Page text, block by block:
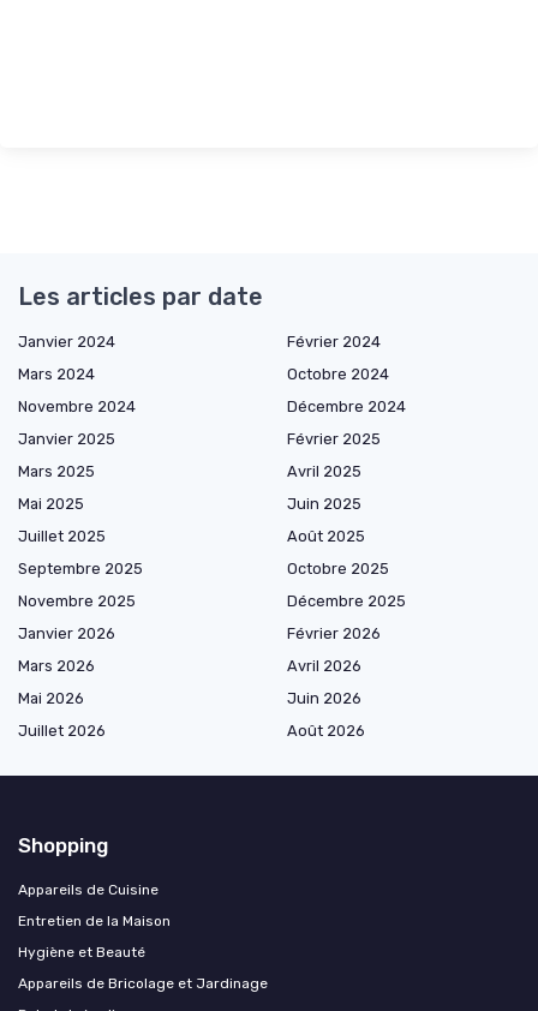
Les articles par date
Janvier 2024
Février 2024
Mars 2024
Octobre 2024
Novembre 2024
Décembre 2024
Janvier 2025
Février 2025
Mars 2025
Avril 2025
Mai 2025
Juin 2025
Juillet 2025
Août 2025
Septembre 2025
Octobre 2025
Novembre 2025
Décembre 2025
Janvier 2026
Février 2026
Mars 2026
Avril 2026
Mai 2026
Juin 2026
Juillet 2026
Août 2026
Shopping
Appareils de Cuisine
Entretien de la Maison
Hygiène et Beauté
Appareils de Bricolage et Jardinage